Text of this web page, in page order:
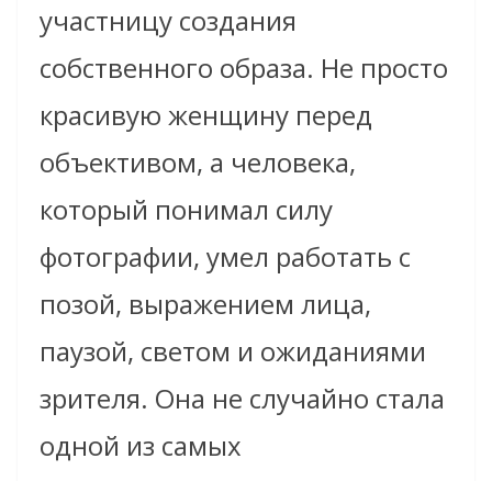
участницу создания
собственного образа. Не просто
красивую женщину перед
объективом, а человека,
который понимал силу
фотографии, умел работать с
позой, выражением лица,
паузой, светом и ожиданиями
зрителя. Она не случайно стала
одной из самых